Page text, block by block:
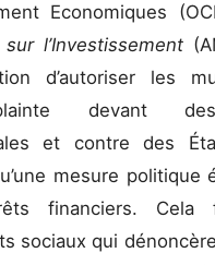
Economiques
l’Investissement
d’autoriser les
devant des
et contre des
mesure politique
financiers.
sociaux qui